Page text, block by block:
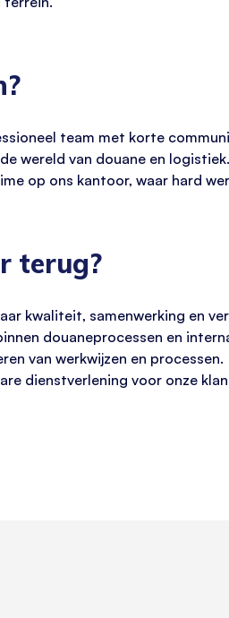
team met korte
wereld van douane en
op ons kantoor, waar hard
terug?
kwaliteit, samenwerking en
douaneprocessen en
van werkwijzen en processen.
dienstverlening voor onze